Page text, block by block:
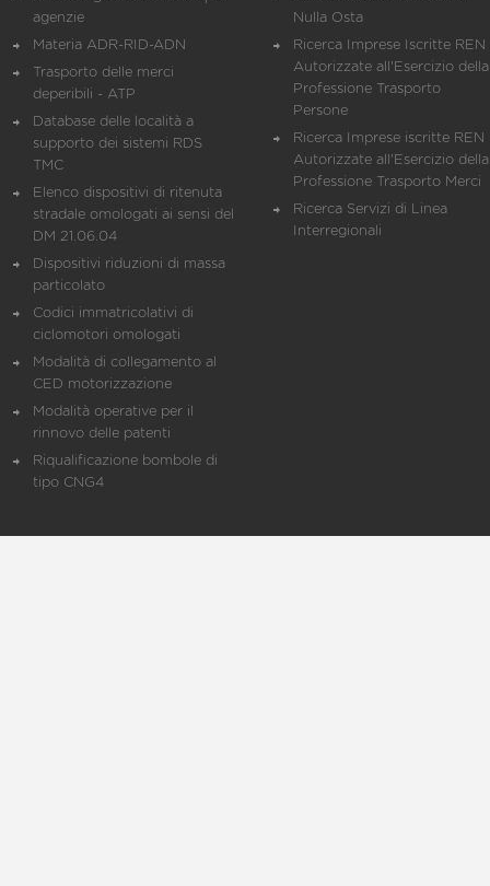
agenzie
Materia ADR-RID-ADN
Trasporto delle merci
deperibili - ATP
Database delle località a
supporto dei sistemi RDS
TMC
Elenco dispositivi di ritenuta
stradale omologati ai sensi del
DM 21.06.04
Dispositivi riduzioni di massa
particolato
Codici immatricolativi di
ciclomotori omologati
Modalità di collegamento al
CED motorizzazione
Modalità operative per il
rinnovo delle patenti
Riqualificazione bombole di
tipo CNG4
Nulla Osta
Ricerca Imprese Iscritte REN
Autorizzate all'Esercizio della
Professione Trasporto
Persone
Ricerca Imprese iscritte REN
Autorizzate all'Esercizio della
Professione Trasporto Merci
Ricerca Servizi di Linea
Interregionali